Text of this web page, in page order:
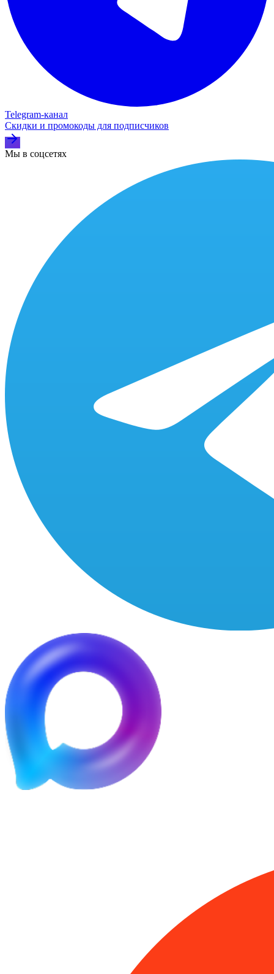
Telegram‑канал
Скидки и промокоды для подписчиков
Мы в соцсетях